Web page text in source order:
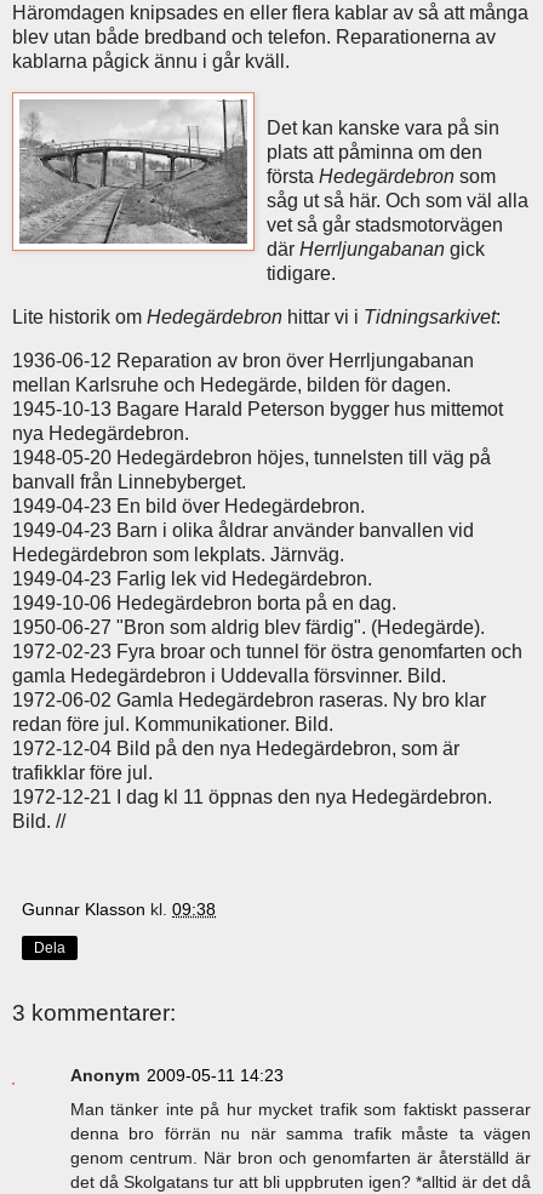
Häromdagen knipsades en eller flera kablar av så att många
blev utan både bredband och telefon. Reparationerna av
kablarna pågick ännu i går kväll.
Det kan kanske vara på sin
plats att påminna om den
första Hedegärdebron som
såg ut så här. Och som väl alla
vet så går stadsmotorvägen
där Herrljungabanan gick
tidigare.
Lite historik om Hedegärdebron hittar vi i Tidningsarkivet:
1936-06-12 Reparation av bron över Herrljungabanan
mellan Karlsruhe och Hedegärde, bilden för dagen.
1945-10-13 Bagare Harald Peterson bygger hus mittemot
nya Hedegärdebron.
1948-05-20 Hedegärdebron höjes, tunnelsten till väg på
banvall från Linnebyberget.
1949-04-23 En bild över Hedegärdebron.
1949-04-23 Barn i olika åldrar använder banvallen vid
Hedegärdebron som lekplats. Järnväg.
1949-04-23 Farlig lek vid Hedegärdebron.
1949-10-06 Hedegärdebron borta på en dag.
1950-06-27 "Bron som aldrig blev färdig". (Hedegärde).
1972-02-23 Fyra broar och tunnel för östra genomfarten och
gamla Hedegärdebron i Uddevalla försvinner. Bild.
1972-06-02 Gamla Hedegärdebron raseras. Ny bro klar
redan före jul. Kommunikationer. Bild.
1972-12-04 Bild på den nya Hedegärdebron, som är
trafikklar före jul.
1972-12-21 I dag kl 11 öppnas den nya Hedegärdebron.
Bild. //
Gunnar Klasson kl. 09:38
Dela
3 kommentarer:
Anonym 2009-05-11 14:23
Man tänker inte på hur mycket trafik som faktiskt passerar
denna bro förrän nu när samma trafik måste ta vägen
genom centrum. När bron och genomfarten är återställd är
det då Skolgatans tur att bli uppbruten igen? *alltid är det då